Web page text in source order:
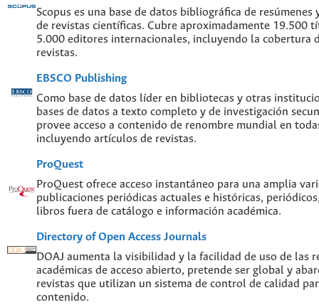
Scopus es una base de datos bibliográfica de
de revistas científicas. Cubre aproximadamente 19.500
5.000 editores internacionales, incluyendo la cobertura
revistas.
EBSCO Publishing
Como base de datos líder en bibliotecas y otras
bases de datos a texto completo y de investigación
provee acceso a contenido de renombre mundial en
incluyendo artículos de revistas.
ProQuest
ProQuest ofrece acceso instantáneo para una amplia
publicaciones periódicas actuales e históricas,
libros fuera de catálogo e información académica.
Directory of Open Access Journals
DOAJ aumenta la visibilidad y la facilidad de uso de las
académicas de acceso abierto, pretende ser global y
revistas que utilizan un sistema de control de calidad
contenido.